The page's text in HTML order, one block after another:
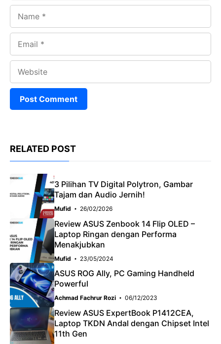
RELATED POST
3 Pilihan TV Digital Polytron, Gambar
Tajam dan Audio Jernih!
Mufid 26/02/2026
Review ASUS Zenbook 14 Flip OLED –
Laptop Ringan dengan Performa
Menakjubkan
Mufid 23/05/2024
ASUS ROG Ally, PC Gaming Handheld
Powerful
Achmad Fachrur Rozi 06/12/2023
Review ASUS ExpertBook P1412CEA,
Laptop TKDN Andal dengan Chipset Intel
11th Gen